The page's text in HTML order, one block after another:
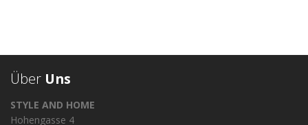
Über Uns
STYLE AND HOME
Hohengasse 4